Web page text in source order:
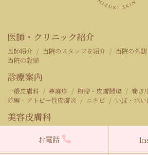
医師・クリニック紹介
医師紹介 当院のスタッフを紹介
当院の外
当院の設備
診療案内
一般皮膚科 蕁麻疹 粉瘤・皮膚腫瘍
巻き
乾癬・アトピー性皮膚炎
ニキビ いぼ・水
美容皮膚科
ニキビ・ニキビ痕
いぼ・皮膚腫瘍
ボトッ
お電話